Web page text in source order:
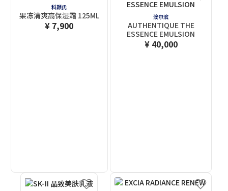
科颜氏
果冻清爽高保湿霜 125ML
¥ 7,900
澳尔滨
AUTHENTIQUE THE
ESSENCE EMULSION
¥ 40,000